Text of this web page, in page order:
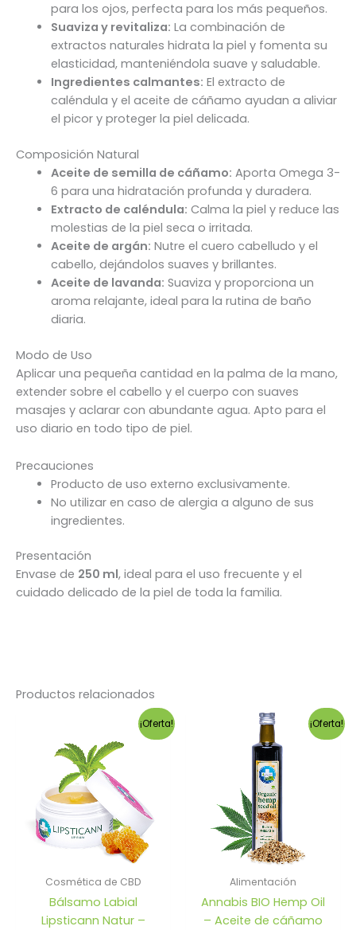
para los ojos, perfecta para los más pequeños.
Suaviza y revitaliza: La combinación de
extractos naturales hidrata la piel y fomenta su
elasticidad, manteniéndola suave y saludable.
Ingredientes calmantes: El extracto de
caléndula y el aceite de cáñamo ayudan a aliviar
el picor y proteger la piel delicada.
Composición Natural
Aceite de semilla de cáñamo: Aporta Omega 3-
6 para una hidratación profunda y duradera.
Extracto de caléndula: Calma la piel y reduce las
molestias de la piel seca o irritada.
Aceite de argán: Nutre el cuero cabelludo y el
cabello, dejándolos suaves y brillantes.
Aceite de lavanda: Suaviza y proporciona un
aroma relajante, ideal para la rutina de baño
diaria.
Modo de Uso
Aplicar una pequeña cantidad en la palma de la mano,
extender sobre el cabello y el cuerpo con suaves
masajes y aclarar con abundante agua. Apto para el
uso diario en todo tipo de piel.
Precauciones
Producto de uso externo exclusivamente.
No utilizar en caso de alergia a alguno de sus
ingredientes.
Presentación
Envase de 250 ml, ideal para el uso frecuente y el
cuidado delicado de la piel de toda la familia.
Productos relacionados
¡Oferta!
Cosmética de CBD
Bálsamo Labial
Lipsticann Natur –
¡Oferta!
Alimentación
Annabis BIO Hemp Oil
– Aceite de cáñamo